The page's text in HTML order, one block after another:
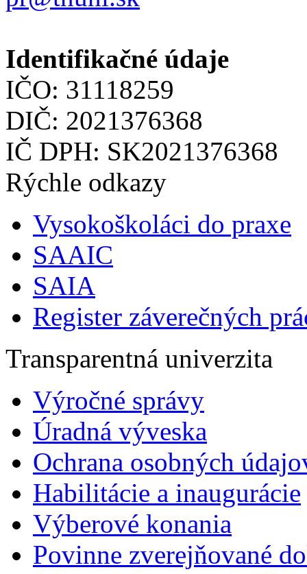
Identifikačné údaje
IČO: 31118259
DIČ: 2021376368
IČ DPH: SK2021376368
Rýchle odkazy
Vysokoškoláci do praxe
SAAIC
SAIA
Register záverečných
Transparentná univerzita
Výročné správy
Úradná výveska
Ochrana osobných
Habilitácie a inaugurácie
Výberové konania
Povinne zverejňované